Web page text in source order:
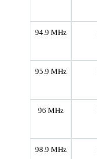
94.9 MHz
95.9 MHz
96 MHz
98.9 MHz